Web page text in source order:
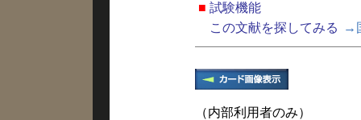
■ 試験機能
この文献を探してみる
→
（内部利用者のみ）